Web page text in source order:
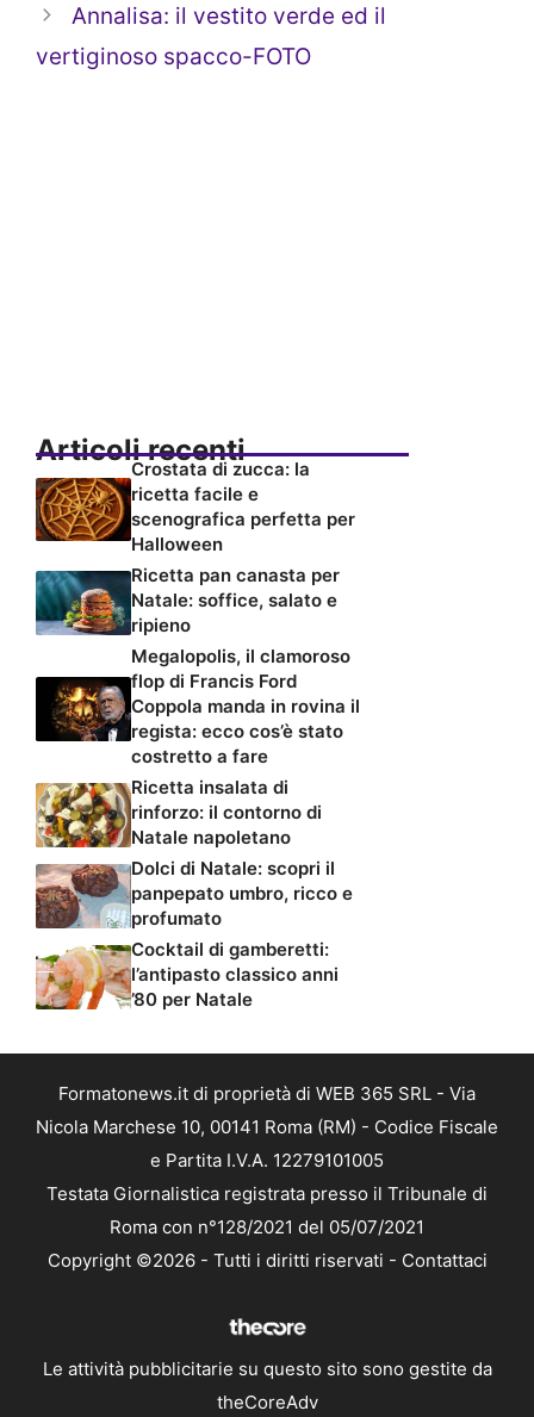
Annalisa: il vestito verde ed il
vertiginoso spacco-FOTO
Articoli recenti
Crostata di zucca: la
ricetta facile e
scenografica perfetta per
Halloween
Ricetta pan canasta per
Natale: soffice, salato e
ripieno
Megalopolis, il clamoroso
flop di Francis Ford
Coppola manda in rovina il
regista: ecco cos’è stato
costretto a fare
Ricetta insalata di
rinforzo: il contorno di
Natale napoletano
Dolci di Natale: scopri il
panpepato umbro, ricco e
profumato
Cocktail di gamberetti:
l’antipasto classico anni
’80 per Natale
Formatonews.it di proprietà di WEB 365 SRL - Via
Nicola Marchese 10, 00141 Roma (RM) - Codice Fiscale
e Partita I.V.A. 12279101005
Testata Giornalistica registrata presso il Tribunale di
Roma con n°128/2021 del 05/07/2021
Copyright ©2026 - Tutti i diritti riservati - Contattaci
Le attività pubblicitarie su questo sito sono gestite da
theCoreAdv